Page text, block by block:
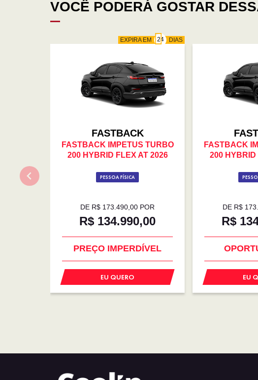
VOCÊ PODERÁ GOSTAR
EXPIRA EM DIAS
FASTBACK
FASTBACK IMPETUS TURBO
200 HYBRID FLEX AT 2026
PESSOA FÍSICA
DE R$ 173.490,00 POR
R$ 134.990,00
OPORTUNIDADE
EU QUERO
FASTBACK
200 HYBRID
DE R$
R$
EU